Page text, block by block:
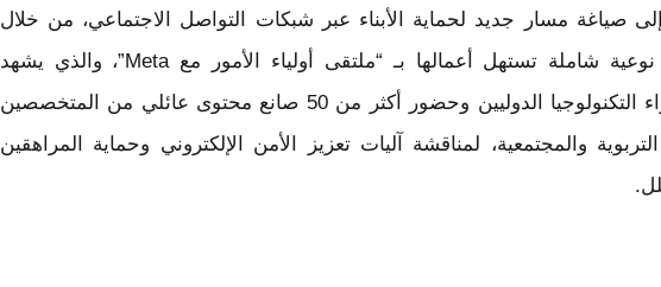
صياغة مسار جديد لحماية الأبناء عبر شبكات التواصل الاجتماعي، من خلال
تنظيم سلسلة فعاليات نوعية شاملة تستهل أعمالها بـ “ملتقى أولياء الأمور مع Meta”، والذي يشهد
مشاركة واسعة من خبراء التكنولوجيا الدوليين وحضور أكثر من 50 صانع محتوى عائلي من المتخصصين
والمجتمعية، لمناقشة آليات تعزيز الأمن الإلكتروني وحماية المراهقين